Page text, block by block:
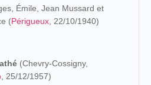
Émile, Jean Mussard et
(Périgueux , 22/10/1940)
(Chevry-Cossigny,
, 25/12/1957)